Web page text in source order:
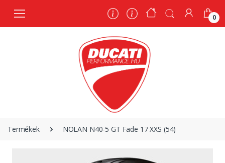
0
Termékek NOLAN N40-5 GT Fade 17 XXS (54)
0